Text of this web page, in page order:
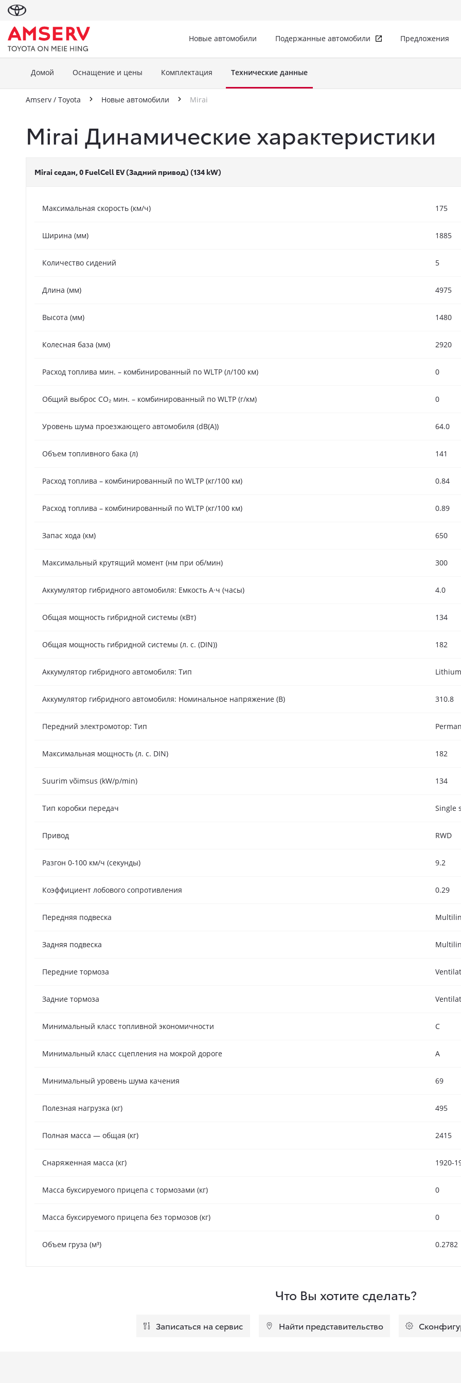
Новые автомобили Подержанные автомобили Предложения
Домой Оснащение и цены Комплектация Технические данные
Amserv / Toyota Новые автомобили Mirai
Mirai Динамические характеристики
Mirai cедан, 0 FuelCell EV (Задний привод) (134 kW)
Максимальная скорость (км/ч) 175
Ширина (мм) 1885
Количество сидений 5
Длина (мм) 4975
Высота (мм) 1480
Колесная база (мм) 2920
Расход топлива мин. – комбинированный по WLTP (л/100 км) 0
Общий выброс CO₂ мин. – комбинированный по WLTP (г/км) 0
Уровень шума проезжающего автомобиля (dB(A)) 64.0
Объем топливного бака (л) 141
Расход топлива – комбинированный по WLTP (кг/100 км) 0.84
Расход топлива – комбинированный по WLTP (кг/100 км) 0.89
Запас хода (км) 650
Максимальный крутящий момент (нм при об/мин) 300
Аккумулятор гибридного автомобиля: Емкость А·ч (часы) 4.0
Общая мощность гибридной системы (кВт) 134
Общая мощность гибридной системы (л. с. (DIN)) 182
Аккумулятор гибридного автомобиля: Тип
Аккумулятор гибридного автомобиля: Номинальное напряжение (В) 310.8
Передний электромотор: Тип
Максимальная мощность (л. с. DIN) 182
Suurim võimsus (kW/p/min) 134
Тип коробки передач Single
Привод RWD
Разгон 0-100 км/ч (секунды) 9.2
Коэффициент лобового сопротивления 0.29
Передняя подвеска
Задняя подвеска
Передние тормоза
Задние тормоза
Минимальный класс топливной экономичности C
Минимальный класс сцепления на мокрой дороге A
Минимальный уровень шума качения 69
Полезная нагрузка (кг) 495
Полная масса — общая (кг) 2415
Снаряженная масса (кг) 1920-
Масса буксируемого прицепа с тормозами (кг) 0
Масса буксируемого прицепа без тормозов (кг) 0
Объем груза (м³) 0.2782
Что Вы хотите сделать?
Записаться на сервис Найти представительство